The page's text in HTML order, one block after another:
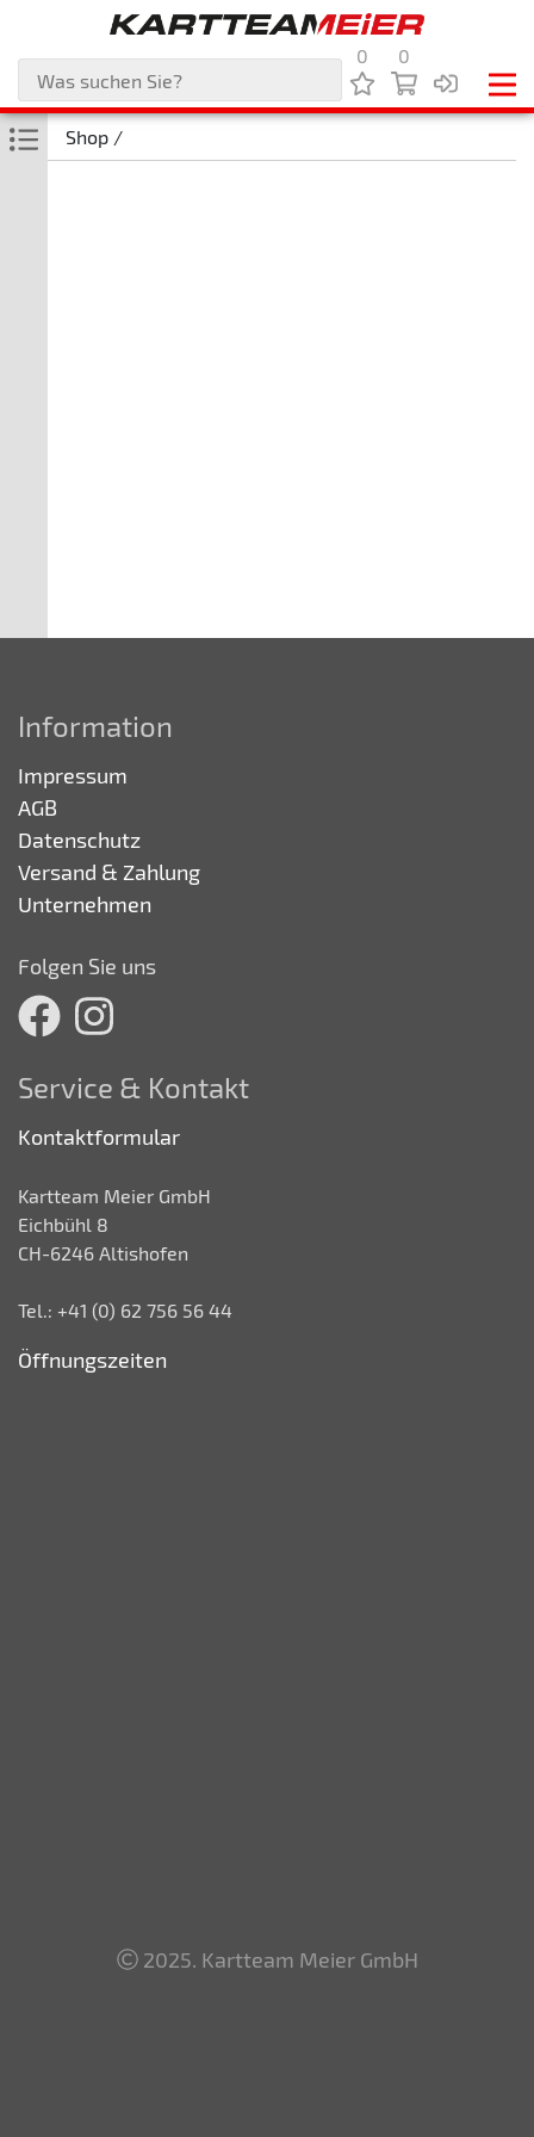
0 0
Shop /
Information
Impressum
AGB
Datenschutz
Versand & Zahlung
Unternehmen
Folgen Sie uns
Service & Kontakt
Kontaktformular
Kartteam Meier GmbH
Eichbühl 8
CH-6246 Altishofen
Tel.: +41 (0) 62 756 56 44
Öffnungszeiten
2025. Kartteam Meier GmbH